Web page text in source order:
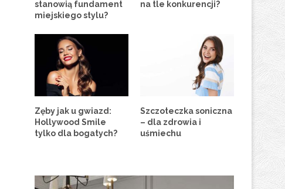
stanowią fundament
miejskiego stylu?
na tle konkurencji?
Zęby jak u gwiazd:
Hollywood Smile
tylko dla bogatych?
Szczoteczka soniczna
– dla zdrowia i
uśmiechu